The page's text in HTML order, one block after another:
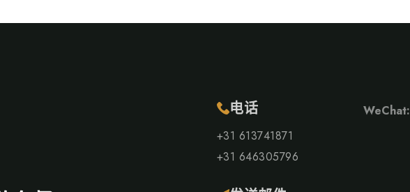
电话
+31 613741871
+31 646305796
WeChat: